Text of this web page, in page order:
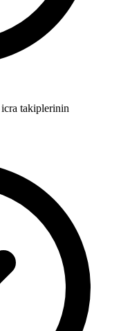
takiplerinin